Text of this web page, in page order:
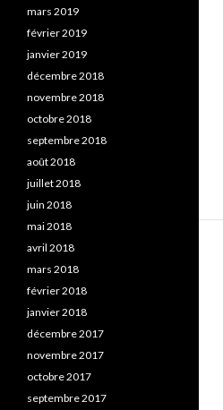
mars 2019
février 2019
janvier 2019
décembre 2018
novembre 2018
octobre 2018
septembre 2018
août 2018
juillet 2018
juin 2018
mai 2018
avril 2018
mars 2018
février 2018
janvier 2018
décembre 2017
novembre 2017
octobre 2017
septembre 2017